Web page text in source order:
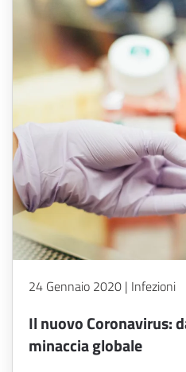
24 Gennaio 2020 | Infezioni
Il nuovo Coronavirus:
minaccia globale